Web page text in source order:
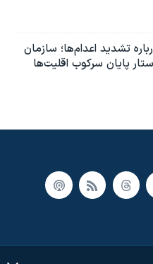
تشدید اعدام‌ها؛ سازمان
پایان سرکوب اقلیت‌ها